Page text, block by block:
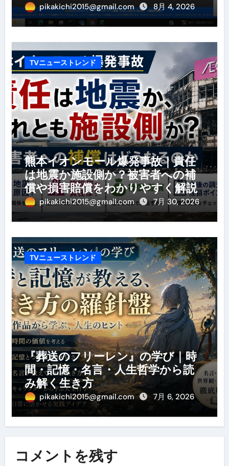
pikakichi2015@gmail.com 8月 4, 2026
TVニューストレンド
熊本イオンモール爆発事故｜責任
は地震か施設側か？被害者への補
償や損害賠償をわかりやすく解説
pikakichi2015@gmail.com 7月 30, 2026
TVニューストレンド
『葬送のフリーレン』の学び｜時
間・記憶・名言・人生哲学から読
み解く生き方
pikakichi2015@gmail.com 7月 6, 2026
コメントを残す